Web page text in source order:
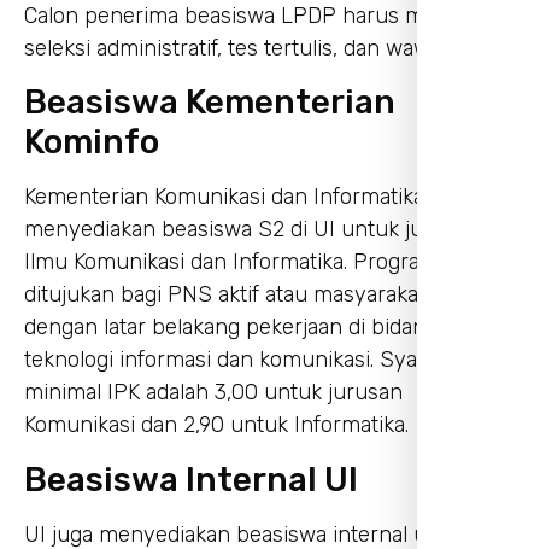
Calon penerima beasiswa LPDP harus melalui
seleksi administratif, tes tertulis, dan wawancara.
Beasiswa Kementerian
Kominfo
Kementerian Komunikasi dan Informatika juga
menyediakan beasiswa S2 di UI untuk jurusan
Ilmu Komunikasi dan Informatika. Program ini
ditujukan bagi PNS aktif atau masyarakat umum
dengan latar belakang pekerjaan di bidang
teknologi informasi dan komunikasi. Syarat
minimal IPK adalah 3,00 untuk jurusan
Komunikasi dan 2,90 untuk Informatika.
Beasiswa Internal UI
UI juga menyediakan beasiswa internal untuk